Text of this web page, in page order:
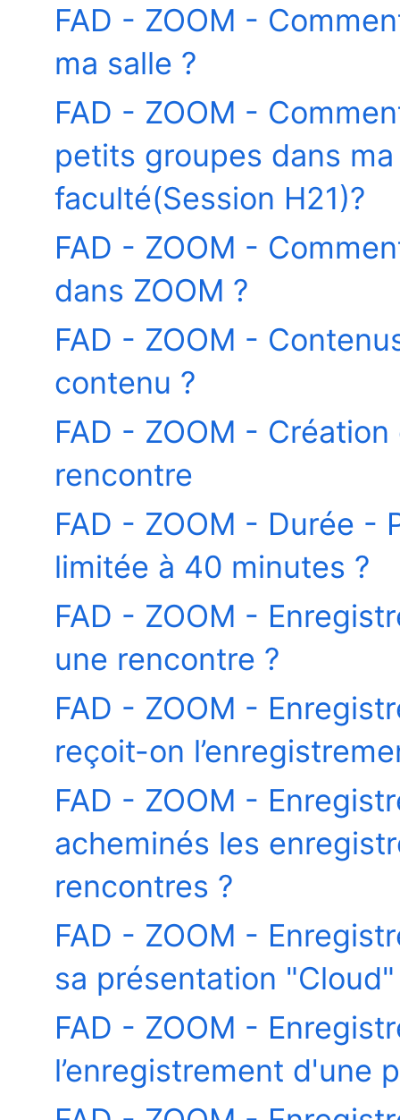
FAD - ZOOM -
ma salle ?
FAD - ZOOM -
petits groupes dans
faculté(Session H21)?
FAD - ZOOM -
dans ZOOM ?
FAD - ZOOM -
contenu ?
FAD - ZOOM -
rencontre
FAD - ZOOM - Durée -
limitée à 40 minutes ?
FAD - ZOOM -
une rencontre ?
FAD - ZOOM -
reçoit-on
FAD - ZOOM -
acheminés les
rencontres ?
FAD - ZOOM -
sa présentation
FAD - ZOOM -
l’enregistrement d'une